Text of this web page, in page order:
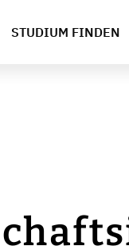
STUDIUM FINDEN